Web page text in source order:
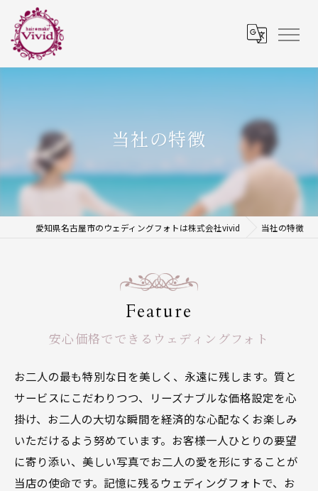
当社の特徴
愛知県名古屋市のウェディングフォトは株式会社vivid 当社の特徴
安心価格でできるウェディングフォト
Feature
お二人の最も特別な日を美しく、永遠に残します。質と
サービスにこだわりつつ、リーズナブルな価格設定を心
掛け、お二人の大切な瞬間を経済的な心配なくお楽しみ
いただけるよう努めています。お客様一人ひとりの要望
に寄り添い、美しい写真でお二人の愛を形にすることが
当店の使命です。記憶に残るウェディングフォトで、お